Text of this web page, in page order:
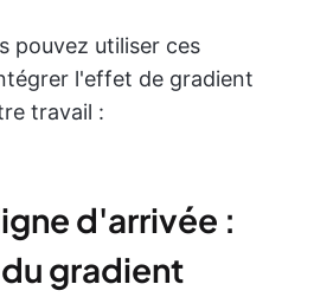
pouvez utiliser ces
l'effet de gradient
travail :
d'arrivée :
gradient